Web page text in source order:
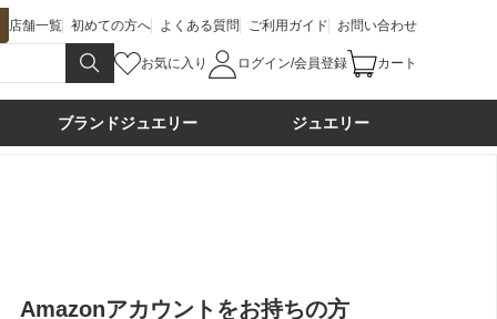
店舗一覧 初めての方へ よくある質問 ご利用ガイド お問い合わせ
お気に入り ログイン/会員登録 カート
ブランドジュエリー ジュエリー
Amazonアカウントをお持ちの方